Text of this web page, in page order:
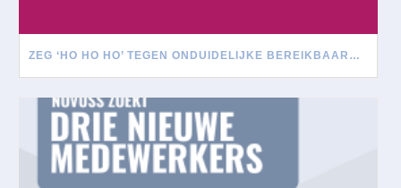
ZEG ‘HO HO HO’ TEGEN ONDUIDELIJKE BEREIKBAARHEID TIJDENS DE FEESTDAGEN